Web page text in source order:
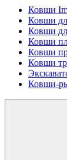
Ковши
Ковши
Ковши
Ковши
Ковши
Ковши
Ковши-